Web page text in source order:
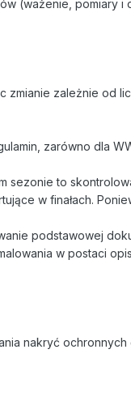
(ważenie, pomiary i
zmianie zależnie od
zarówno dla
sezonie to
w finałach.
podstawowej
w postaci
nakryć ochronnych